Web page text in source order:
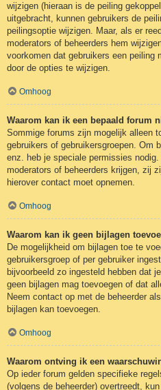
wijzigen (hieraan is de peiling
uitgebracht, kunnen gebruikers de
peilingsoptie wijzigen. Maar, als er
moderators of beheerders hem
voorkomen dat gebruikers een peiling
door de opties te wijzigen.
Omhoog
Waarom kan ik een bepaald forum
Sommige forums zijn mogelijk alleen
gebruikers of gebruikersgroepen. Om
enz. heb je speciale permissies
moderators of beheerders krijgen, zij
hierover contact moet opnemen.
Omhoog
Waarom kan ik geen bijlagen
De mogelijkheid om bijlagen toe te
gebruikersgroep of per gebruiker
bijvoorbeeld zo ingesteld hebben dat
geen bijlagen mag toevoegen of dat
Neem contact op met de beheerder
bijlagen kan toevoegen.
Omhoog
Waarom ontving ik een
Op ieder forum gelden specifieke
(volgens de beheerder) overtreedt,